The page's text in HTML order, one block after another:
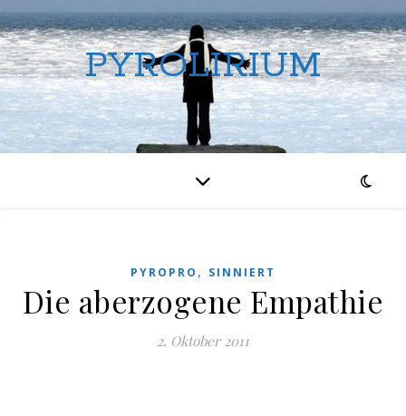
PYROLIRIUM
PYROPRO , SINNIERT
Die aberzogene Empathie
2. Oktober 2011